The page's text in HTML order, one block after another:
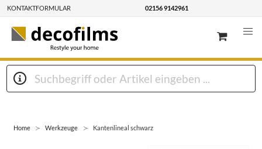
KONTAKTFORMULAR 02156 9142961
Home Werkzeuge Kantenlineal schwarz